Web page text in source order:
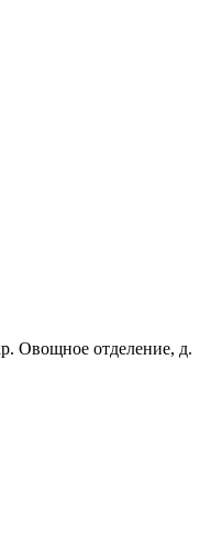
Овощное отделение, д.